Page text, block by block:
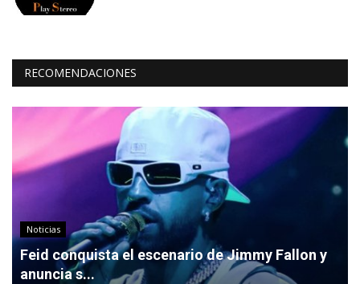
RECOMENDACIONES
Noticias
Feid conquista el escenario de Jimmy Fallon y
anuncia s...